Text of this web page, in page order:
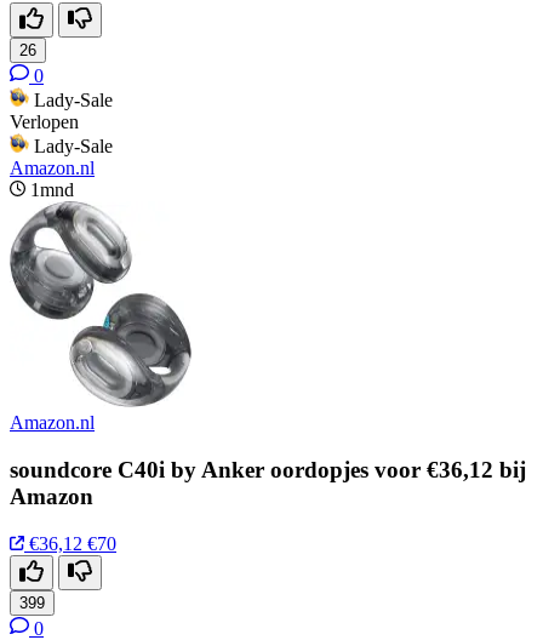
26
0
Lady-Sale
Verlopen
Lady-Sale
Amazon.nl
1mnd
Amazon.nl
soundcore C40i by Anker oordopjes voor €36,12 bij
Amazon
€36,12 €70
399
0